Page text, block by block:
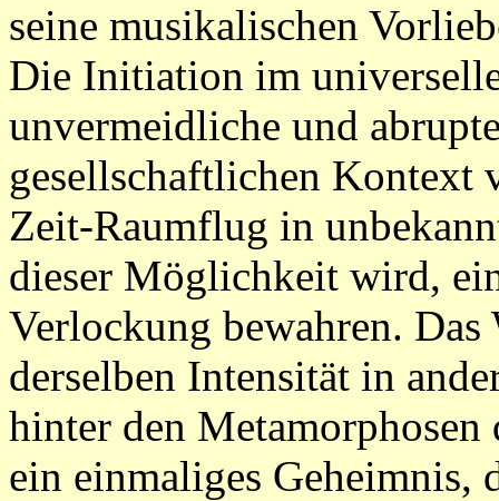
seine musikalischen
Die Initiation im
unvermeidliche und
gesellschaftlichen Kontext
Zeit-Raumflug in
dieser Möglichkeit wird,
Verlockung bewahren.
derselben Intensität in
hinter den Metamorphosen
ein einmaliges Geheimnis,